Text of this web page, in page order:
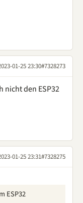
01-25 23:30#7328273
nicht den ESP32
01-25 23:31#7328275
ESP32